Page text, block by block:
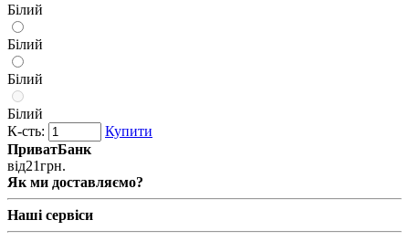
Білий
Білий
Білий
Білий
К-сть:
Купити
ПриватБанк
від21грн.
Як ми доставляємо?
Наші сервіси